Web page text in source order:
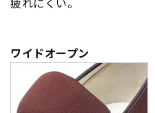
ワイドオープン